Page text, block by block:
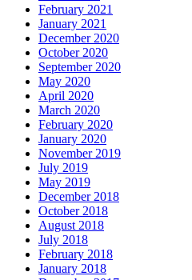
February 2021
January 2021
December 2020
October 2020
September 2020
May 2020
April 2020
March 2020
February 2020
January 2020
November 2019
July 2019
May 2019
December 2018
October 2018
August 2018
July 2018
February 2018
January 2018